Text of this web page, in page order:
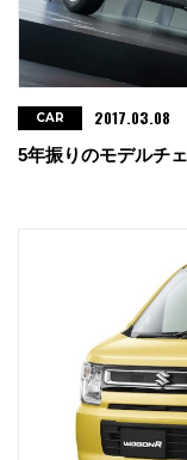
5年振りのモデルチ
CAR 2017.03.08